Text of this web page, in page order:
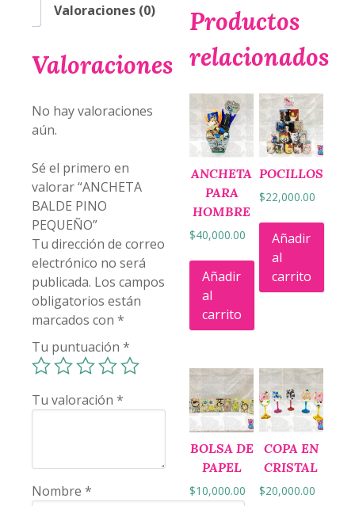
Valoraciones (0)
Valoraciones
No hay valoraciones
aún.
Sé el primero en
valorar “ANCHETA
BALDE PINO
PEQUEÑO”
Tu dirección de correo
electrónico no será
publicada. Los campos
obligatorios están
marcados con *
Tu puntuación *
Tu valoración *
Nombre *
Productos
relacionados
ANCHETA
PARA
HOMBRE
$40,000.00
Añadir
al
carrito
POCILLOS
$22,000.00
Añadir
al
carrito
BOLSA DE
PAPEL
$10,000.00
COPA EN
CRISTAL
$20,000.00